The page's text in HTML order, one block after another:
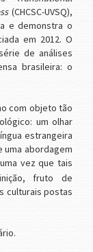
(CHCSC-UVSQ),
e demonstra o
em 2012. O
de análises
brasileira: o
com objeto tão
um olhar
estrangeira
uma abordagem
vez que tais
fruto de
culturais postas